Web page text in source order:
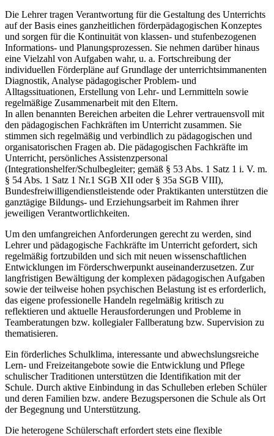
Die Lehrer tragen Verantwortung für die Gestaltung des Unterrichts
auf der Basis eines ganzheitlichen förderpädagogischen Konzeptes
und sorgen für die Kontinuität von klassen- und stufenbezogenen
Informations- und Planungsprozessen. Sie nehmen darüber hinaus
eine Vielzahl von Aufgaben wahr, u. a. Fortschreibung der
individuellen Förderpläne auf Grundlage der unterrichtsimmanenten
Diagnostik, Analyse pädagogischer Problem- und
Alltagssituationen, Erstellung von Lehr- und Lernmitteln sowie
regelmäßige Zusammenarbeit mit den Eltern.
In allen benannten Bereichen arbeiten die Lehrer vertrauensvoll mit
den pädagogischen Fachkräften im Unterricht zusammen. Sie
stimmen sich regelmäßig und verbindlich zu pädagogischen und
organisatorischen Fragen ab. Die pädagogischen Fachkräfte im
Unterricht, persönliches Assistenzpersonal
(Integrationshelfer/Schulbegleiter; gemäß § 53 Abs. 1 Satz 1 i. V. m.
§ 54 Abs. 1 Satz 1 Nr.1 SGB XII oder § 35a SGB VIII),
Bundesfreiwilligendienstleistende oder Praktikanten unterstützen die
ganztägige Bildungs- und Erziehungsarbeit im Rahmen ihrer
jeweiligen Verantwortlichkeiten.
Um den umfangreichen Anforderungen gerecht zu werden, sind
Lehrer und pädagogische Fachkräfte im Unterricht gefordert, sich
regelmäßig fortzubilden und sich mit neuen wissenschaftlichen
Entwicklungen im Förderschwerpunkt auseinanderzusetzen. Zur
langfristigen Bewältigung der komplexen pädagogischen Aufgaben
sowie der teilweise hohen psychischen Belastung ist es erforderlich,
das eigene professionelle Handeln regelmäßig kritisch zu
reflektieren und aktuelle Herausforderungen und Probleme in
Teamberatungen bzw. kollegialer Fallberatung bzw. Supervision zu
thematisieren.
Ein förderliches Schulklima, interessante und abwechslungsreiche
Lern- und Freizeitangebote sowie die Entwicklung und Pflege
schulischer Traditionen unterstützen die Identifikation mit der
Schule. Durch aktive Einbindung in das Schulleben erleben Schüler
und deren Familien bzw. andere Bezugspersonen die Schule als Ort
der Begegnung und Unterstützung.
Die heterogene Schülerschaft erfordert stets eine flexible